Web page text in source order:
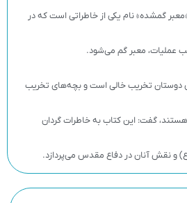
گمشده» نام یکی از خاطراتی است که در
عملیات، معبر گم می‌شود.
دوستان تخریب خالی است و بچه‌های تخریب
هستند، گفت: این کتاب به خاطرات گردان